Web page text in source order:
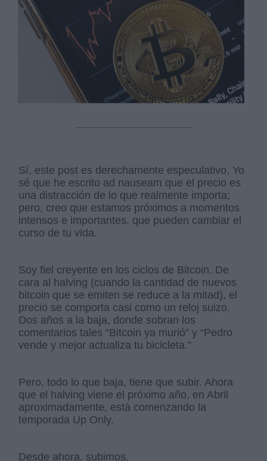
Sí, este post es derechamente especulativo. Yo
sé que he escrito ad nauseam que el precio es
una distracción de lo que realmente importa;
pero, creo que estamos próximos a momentos
intensos e importantes, que pueden cambiar el
curso de tu vida.
Soy fiel creyente en los ciclos de Bitcoin. De
cara al halving (cuando la cantidad de nuevos
bitcoin que se emiten se reduce a la mitad), el
precio se comporta casi como un reloj suizo.
Dos años a la baja, donde sobran los
comentarios tales “Bitcoin ya murió” y “Pedro
vende y mejor actualiza tu bicicleta.”
Pero, todo lo que baja, tiene que subir. Ahora
que el halving viene el próximo año, en Abril
aproximadamente, está comenzando la
temporada Up Only.
Desde ahora, subimos.